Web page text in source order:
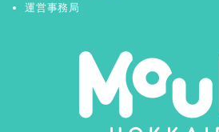
運営事務局